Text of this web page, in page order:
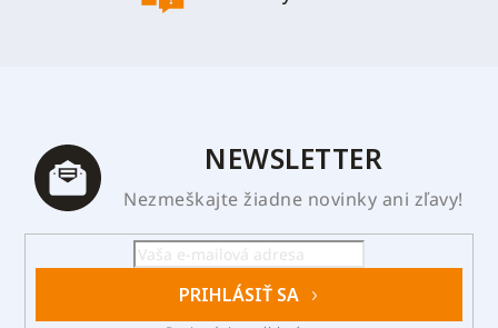
NEWSLETTER
Nezmeškajte žiadne novinky ani zľavy!
PRIHLÁSIŤ SA